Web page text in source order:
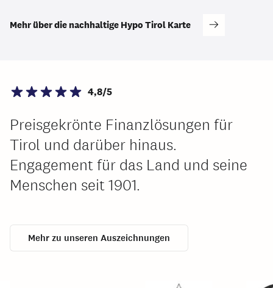
Mehr über die nachhaltige Hypo Tirol Karte
4,8/5
Preisgekrönte Finanzlösungen für
Tirol und darüber hinaus.
Engagement für das Land und seine
Menschen seit 1901.
Mehr zu unseren Auszeichnungen